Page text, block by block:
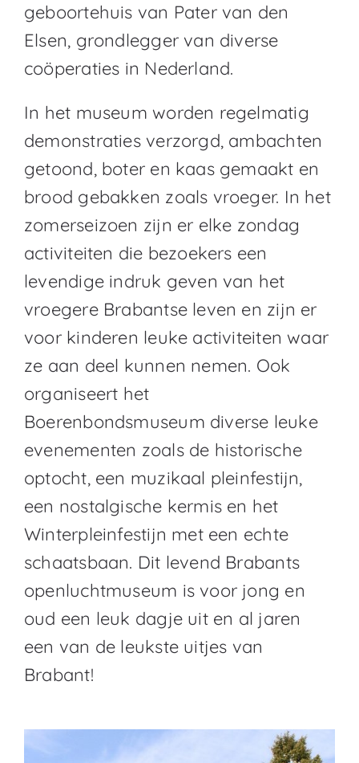
geboortehuis van Pater van den
Elsen, grondlegger van diverse
coöperaties in Nederland.
In het museum worden regelmatig
demonstraties verzorgd, ambachten
getoond, boter en kaas gemaakt en
brood gebakken zoals vroeger. In het
zomerseizoen zijn er elke zondag
activiteiten die bezoekers een
levendige indruk geven van het
vroegere Brabantse leven en zijn er
voor kinderen leuke activiteiten waar
ze aan deel kunnen nemen. Ook
organiseert het
Boerenbondsmuseum diverse leuke
evenementen zoals de historische
optocht, een muzikaal pleinfestijn,
een nostalgische kermis en het
Winterpleinfestijn met een echte
schaatsbaan. Dit levend Brabants
openluchtmuseum is voor jong en
oud een leuk dagje uit en al jaren
een van de leukste uitjes van
Brabant!